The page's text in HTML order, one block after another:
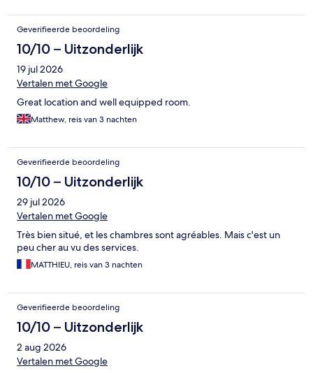
Geverifieerde beoordeling
10/10 – Uitzonderlijk
19 jul 2026
Vertalen met Google
Great location and well equipped room.
Matthew, reis van 3 nachten
Geverifieerde beoordeling
10/10 – Uitzonderlijk
29 jul 2026
Vertalen met Google
Très bien situé, et les chambres sont agréables. Mais c'est un
peu cher au vu des services.
MATTHIEU, reis van 3 nachten
Geverifieerde beoordeling
10/10 – Uitzonderlijk
2 aug 2026
Vertalen met Google